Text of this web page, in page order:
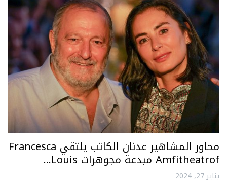
محاور المشاهير عدنان الكاتب يلتقي Francesca
Amfitheatrof مبدعة مجوهرات Louis…
يناير 27, 2024